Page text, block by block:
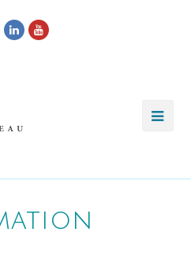
LinkedInYoutube